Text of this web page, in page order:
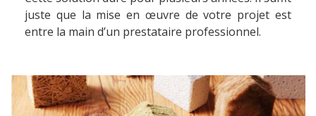
juste que la mise en œuvre de votre projet est
entre la main d’un prestataire professionnel.